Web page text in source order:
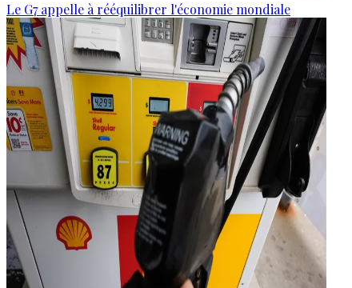
Le G7 appelle à rééquilibrer l'économie mondiale